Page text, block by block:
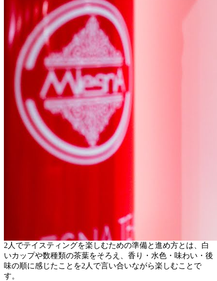
2人でテイスティングを楽しむための準備と進め方とは、白
いカップや数種類の茶葉をそろえ、香り・水色・味わい・後
味の順に感じたことを2人で言い合いながら楽しむことで
す。